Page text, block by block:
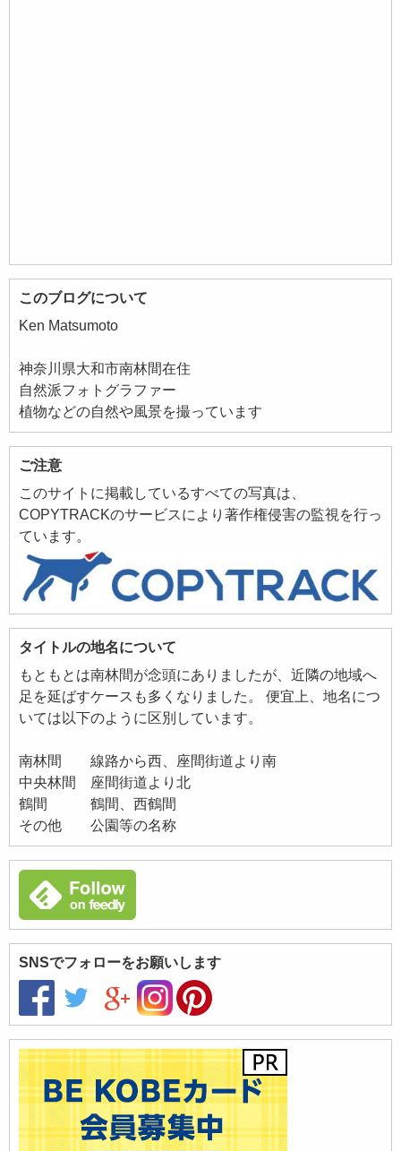
このブログについて
Ken Matsumoto
神奈川県大和市南林間在住
自然派フォトグラファー
植物などの自然や風景を撮っています
ご注意
このサイトに掲載しているすべての写真は、
COPYTRACKのサービスにより著作権侵害の監視を行っ
ています。
タイトルの地名について
もともとは南林間が念頭にありましたが、近隣の地域へ
足を延ばすケースも多くなりました。 便宜上、地名につ
いては以下のように区別しています。
南林間 線路から西、座間街道より南
中央林間 座間街道より北
鶴間 鶴間、西鶴間
その他 公園等の名称
SNSでフォローをお願いします